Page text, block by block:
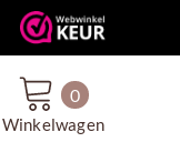
0
Winkelwagen